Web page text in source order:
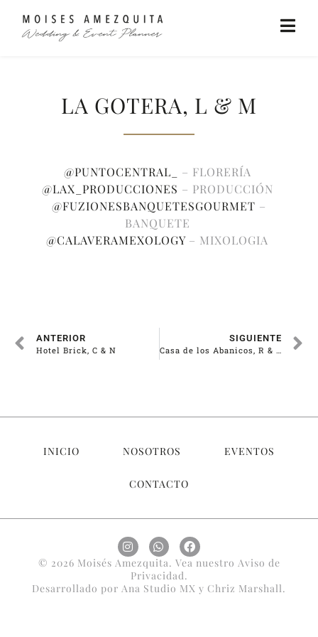
LA GOTERA, L & M
@PUNTOCENTRAL_
– FLORERÍA
@LAX_PRODUCCIONES – PRODUCCIÓN
@FUZIONESBANQUETESGOURMET –
BANQUETE
@CALAVERAMEXOLOGY– MIXOLOGIA
ANTERIOR
Hotel Brick, C & N
SIGUIENTE
INICIO NOSOTROS EVENTOS
CONTACTO
© 2026 Moisés Amezquita. Vea nuestro Aviso de
Privacidad.
Desarrollado por Ana Studio MX y Chriz Marshall.